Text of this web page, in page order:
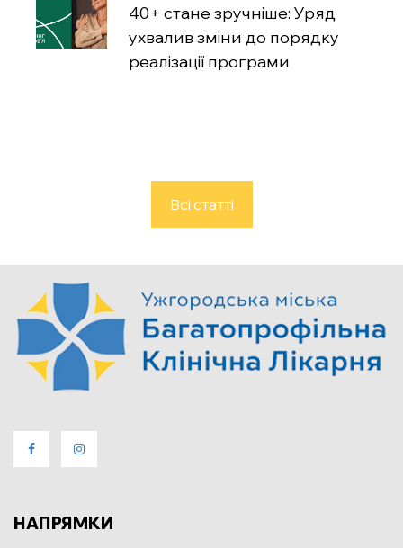
40+ стане зручніше: Уряд
ухвалив зміни до порядку
реалізації програми
Всі статті
НАПРЯМКИ